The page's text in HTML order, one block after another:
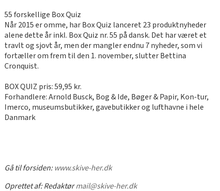
55 forskellige Box Quiz
Når 2015 er omme, har Box Quiz lanceret 23 produktnyheder
alene dette år inkl. Box Quiz nr. 55 på dansk. Det har været et
travlt og sjovt år, men der mangler endnu 7 nyheder, som vi
fortæller om frem til den 1. november, slutter Bettina
Cronquist.
BOX QUIZ pris: 59,95 kr.
Forhandlere: Arnold Busck, Bog & Ide, Bøger & Papir, Kon-tur,
Imerco, museumsbutikker, gavebutikker og lufthavne i hele
Danmark
Gå til forsiden:www.skive-her.dk
Oprettet af:Redaktørmail@skive-her.dk